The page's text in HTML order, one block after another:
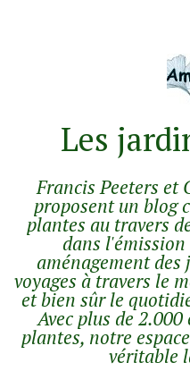
Les
Francis Peeters et
proposent un blog
plantes au travers
dans
aménagement
voyages à travers le
et bien sûr le
Avec plus de
plantes, notre
véritable